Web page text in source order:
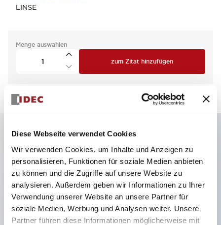
Diese Webseite verwendet Cookies
Wir verwenden Cookies, um Inhalte und Anzeigen zu
personalisieren, Funktionen für soziale Medien anbieten
zu können und die Zugriffe auf unsere Website zu
analysieren. Außerdem geben wir Informationen zu Ihrer
Verwendung unserer Website an unsere Partner für
soziale Medien, Werbung und Analysen weiter. Unsere
Partner führen diese Informationen möglicherweise mit
LINSE
Menge auswählen
zum Zitat hinzufügen
Hauptmerkmale
Geeignet für ein breites Anwendungsspektrum
von der Konsumelektronik bis zum FA-Bereich
LED-Beleuchtungseinheit mit integriertem
strombegrenzendem Widerstand und Diode im